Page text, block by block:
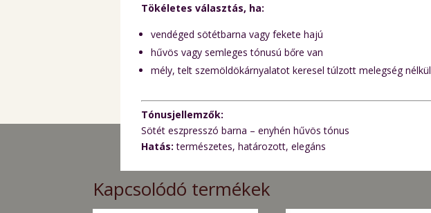
Tökéletes választás, ha:
vendéged sötétbarna vagy fekete hajú
hűvös vagy semleges tónusú bőre van
mély, telt szemöldökárnyalatot keresel túlzott melegség nélkül
Tónusjellemzők:
Sötét eszpresszó barna – enyhén hűvös tónus
Hatás: természetes, határozott, elegáns
Kapcsolódó termékek